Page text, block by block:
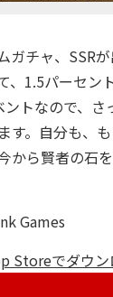
ガチャ、SSR
、1.5パーセン
トなので、
す。自分も、
から賢者の石
Games
Storeでダウン